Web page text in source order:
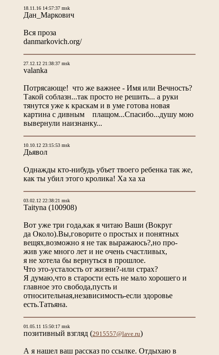
18.11.16 14:57:37 msk
Дан_Маркович
Вся проза
danmarkovich.org/
27.12.12 21:38:37 msk
valanka
Потрясающе! что же важнее - Имя или Вечность?
Такой соблазн...так просто не решить... а руки
тянутся уже к краскам и в уме готова новая
картина с дивным плащом...Спасибо...душу мою
вывернули наизнанку...
10.10.12 23:15:53 msk
Дьявол
Однажды кто-нибудь убъет твоего ребенка так же,
как ты убил этого кролика! Ха ха ха
03.02.12 22:38:21 msk
Taityna (100908)
Вот уже три года,как я читаю Ваши (Вокруг
да Около).Вы,говорите о простых и понятных
вещях,возможно я не так выражаюсь?,но про-
жив уже много лет и не очень счастливых,
я не хотела бы вернуться в прошлое.
Что это-усталость от жизни?-или страх?
Я думаю,что в старости есть не мало хорошего и
главное это свобода,пусть и
относительная,независимость-если здоровье
есть.Татьяна.
01.05.11 15:50:17 msk
позитивный взгляд (2915557@lave.ru)
А я нашел ваш рассказ по ссылке. Отдыхаю в